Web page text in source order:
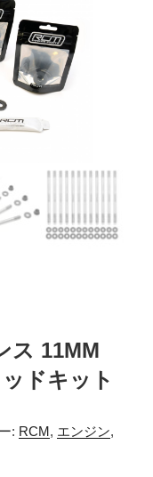
ス 11MM
ドキット
: RCM , エンジン,